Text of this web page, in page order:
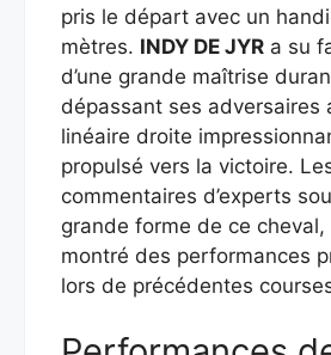
pris le départ avec un
mètres. INDY DE JYR a su
d’une grande maîtrise
dépassant ses adversaires
linéaire droite
propulsé vers la victoire.
commentaires d’experts
grande forme de ce
montré des performances
lors de précédentes